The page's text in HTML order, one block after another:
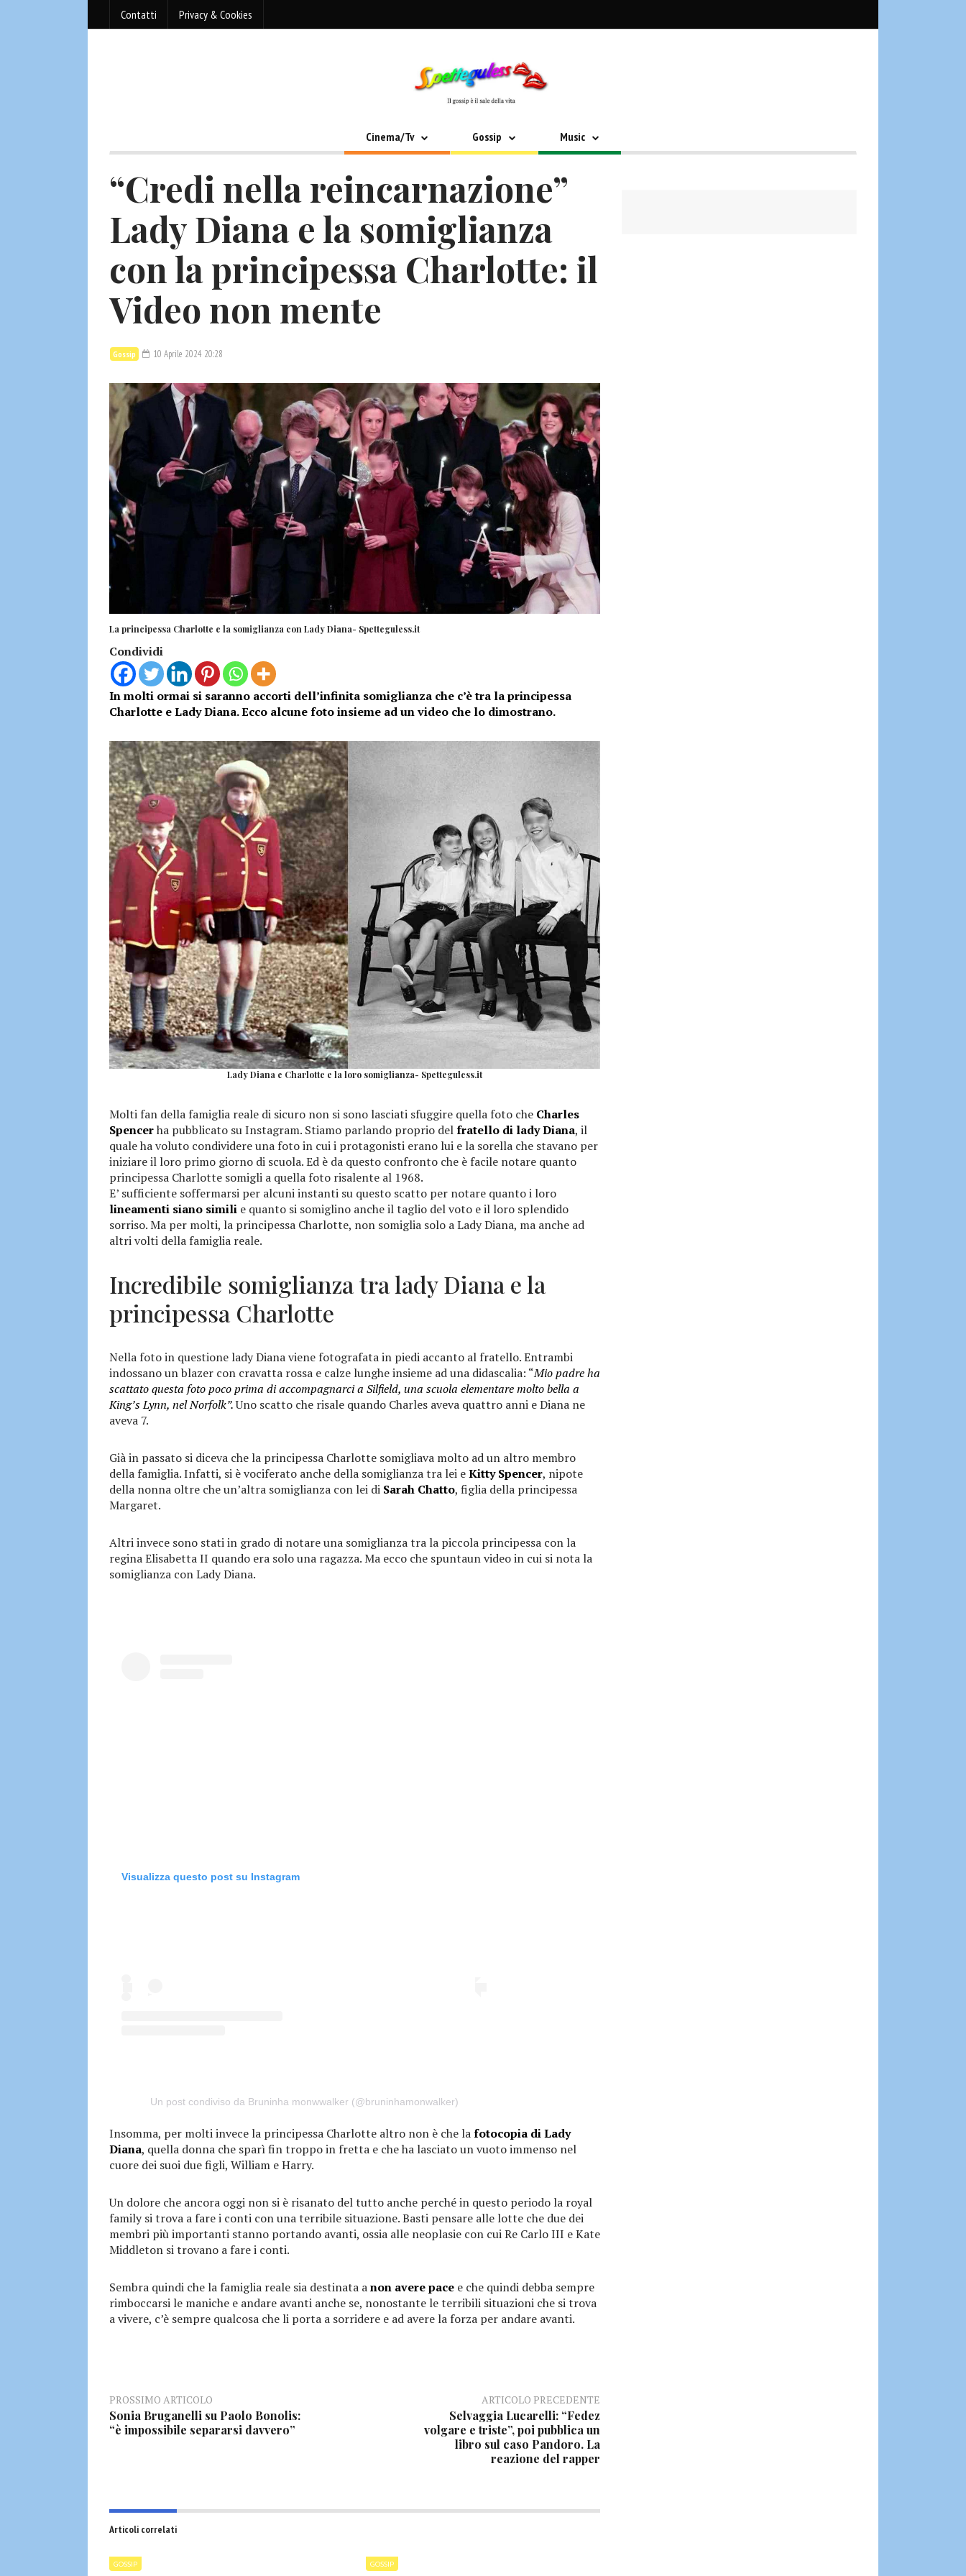
Contatti Privacy & Cookies
Cinema/Tv Gossip Music
“Credi nella reincarnazione”
Lady Diana e la somiglianza
con la principessa Charlotte: il
Video non mente
Gossip 10 Aprile 2024 20:28
La principessa Charlotte e la somiglianza con Lady Diana- Spetteguless.it
Condividi
In molti ormai si saranno accorti dell’infinita somiglianza che c’è tra la principessa
Charlotte e Lady Diana. Ecco alcune foto insieme ad un video che lo dimostrano.
Lady Diana e Charlotte e la loro somiglianza- Spetteguless.it
Molti fan della famiglia reale di sicuro non si sono lasciati sfuggire quella foto che Charles
Spencerha pubblicato su Instagram. Stiamo parlando proprio delfratello di lady Diana, il
quale ha voluto condividere una foto in cui i protagonisti erano lui e la sorella che stavano per
iniziare il loro primo giorno di scuola. Ed è da questo confronto che è facile notare quanto
principessa Charlotte somigli a quella foto risalente al 1968.
E’ sufficiente soffermarsi per alcuni instanti su questo scatto per notare quanto i loro
lineamenti siano simili e quanto si somiglino anche il taglio del voto e il loro splendido
sorriso. Ma per molti, la principessa Charlotte, non somiglia solo a Lady Diana, ma anche ad
altri volti della famiglia reale.
Incredibile somiglianza tra lady Diana e la
principessa Charlotte
Nella foto in questione lady Diana viene fotografata in piedi accanto al fratello. Entrambi
indossano un blazer con cravatta rossa e calze lunghe insieme ad una didascalia: “Mio padre ha
scattato questa foto poco prima di accompagnarci a Silfield, una scuola elementare molto bella a
King’s Lynn, nel Norfolk”.Uno scatto che risale quando Charles aveva quattro anni e Diana ne
aveva 7.
Già in passato si diceva che la principessa Charlotte somigliava molto ad un altro membro
della famiglia. Infatti, si è vociferato anche della somiglianza tra lei eKitty Spencer, nipote
della nonna oltre che un’altra somiglianza con lei di Sarah Chatto, figlia della principessa
Margaret.
Altri invece sono stati in grado di notare una somiglianza tra la piccola principessa con la
regina Elisabetta II quando era solo una ragazza. Ma ecco che spuntaun video in cui si nota la
somiglianza con Lady Diana.
Visualizza questo post su Instagram
Un post condiviso da Bruninha monwwalker (@bruninhamonwalker)
Insomma, per molti invece la principessa Charlotte altro non è che lafotocopia di Lady
Diana, quella donna che sparì fin troppo in fretta e che ha lasciato un vuoto immenso nel
cuore dei suoi due figli, William e Harry.
Un dolore che ancora oggi non si è risanato del tutto anche perché in questo periodo la royal
family si trova a fare i conti con una terribile situazione. Basti pensare alle lotte che due dei
membri più importanti stanno portando avanti, ossia alle neoplasie con cui Re Carlo III e Kate
Middleton si trovano a fare i conti.
Sembra quindi che la famiglia reale sia destinata anon avere pace e che quindi debba sempre
rimboccarsi le maniche e andare avanti anche se, nonostante le terribili situazioni che si trova
a vivere, c’è sempre qualcosa che li porta a sorridere e ad avere la forza per andare avanti.
PROSSIMO ARTICOLO
Sonia Bruganelli su Paolo Bonolis:
“è impossibile separarsi davvero”
ARTICOLO PRECEDENTE
Selvaggia Lucarelli: “Fedez
volgare e triste”, poi pubblica un
libro sul caso Pandoro. La
reazione del rapper
Articoli correlati
GOSSIP GOSSIP